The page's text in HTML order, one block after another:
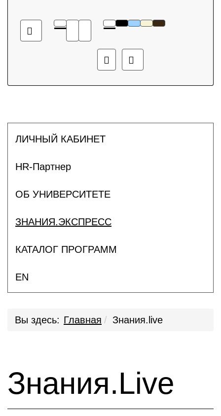
ЛИЧНЫЙ КАБИНЕТ
HR-Партнер
ОБ УНИВЕРСИТЕТЕ
ЗНАНИЯ.ЭКСПРЕСС
КАТАЛОГ ПРОГРАММ
EN
Вы здесь: Главная Знания.live
Знания.Live